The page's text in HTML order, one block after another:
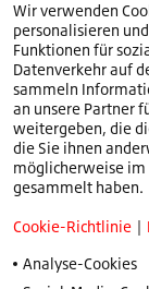
Sie befinden sich
anderes Land
Impressum
Cookie-Richtlinie
Wir verwenden
personalisieren
Funktionen für
Datenverkehr auf
sammeln
an unsere Partner
weitergeben, die
die Sie ihnen
möglicherweise im
gesammelt haben.
Cookie-Richtlinie |
Analyse-Cookies